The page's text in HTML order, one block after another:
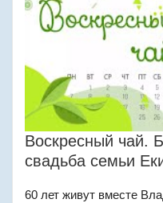
Воскресный чай.
свадьба семьи
60 лет живут вместе